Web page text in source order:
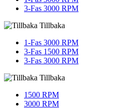
3-Fas 3000 RPM
Tillbaka
1-Fas 3000 RPM
3-Fas 1500 RPM
3-Fas 3000 RPM
Tillbaka
1500 RPM
3000 RPM